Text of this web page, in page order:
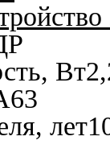
Вт
63
лет